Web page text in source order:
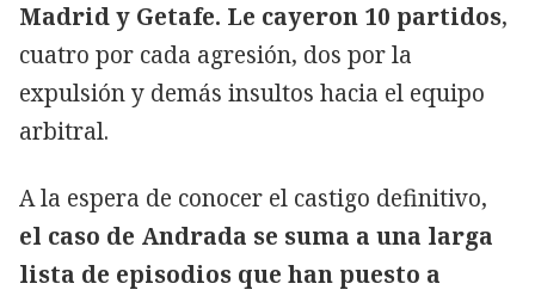
Madrid y Getafe. Le cayeron 10 partidos,
cuatro por cada agresión, dos por la
expulsión y demás insultos hacia el equipo
arbitral.
A la espera de conocer el castigo definitivo,
el caso de Andrada se suma a una larga
lista de episodios que han puesto a